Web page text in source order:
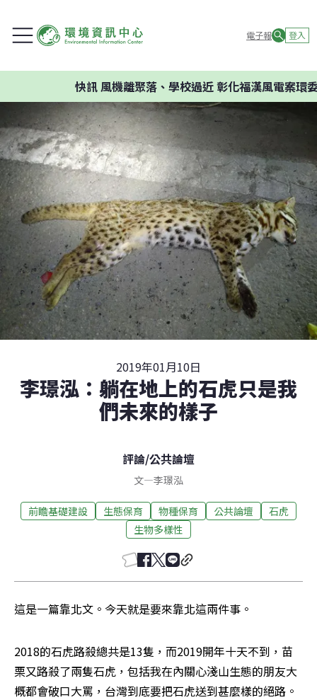
電子報 登入
風機離聚落、學校過近 彰化福漢風電案環委建議不
2019年01月10日
李璟泓：躺在地上的石虎只是我
們未來的樣子
評論/公共論壇
文—李璟泓
前瞻基礎建設 生態保育 物種保育 公共論壇
石虎
生物多樣性
這是一篇靠北文。今天就是要來靠北這兩件事。
2018的石虎路殺總共是13隻，而2019開年十天不到，苗
栗又路殺了兩隻石虎，包括我在內關心淺山生態的朋友大
概都會破口大罵，台灣到底要把石虎送到甚麼樣的絕路。